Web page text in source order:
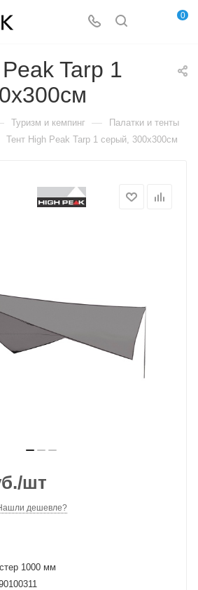
0
Tarp 1
Туризм и кемпинг — Палатки и тенты
Тент High Peak Tarp 1 серый, 300х300см
/шт
дешевле?
1000 мм